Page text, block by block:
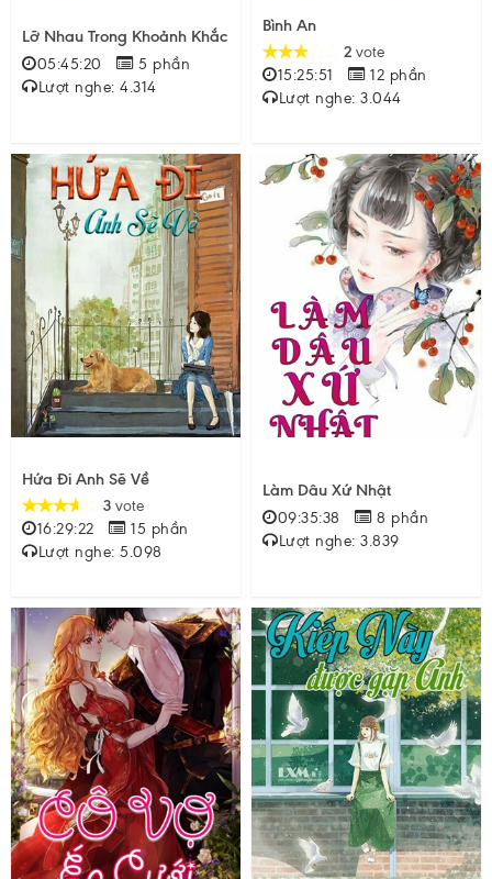
Lỡ Nhau Trong Khoảnh Khắc
05:45:20
5 phần
Lượt nghe: 4.314
Bình An
2 vote
15:25:51
12 phần
Lượt nghe: 3.044
Hứa Đi Anh Sẽ Về
3 vote
16:29:22
15 phần
Lượt nghe: 5.098
Làm Dâu Xứ Nhật
09:35:38
8 phần
Lượt nghe: 3.839